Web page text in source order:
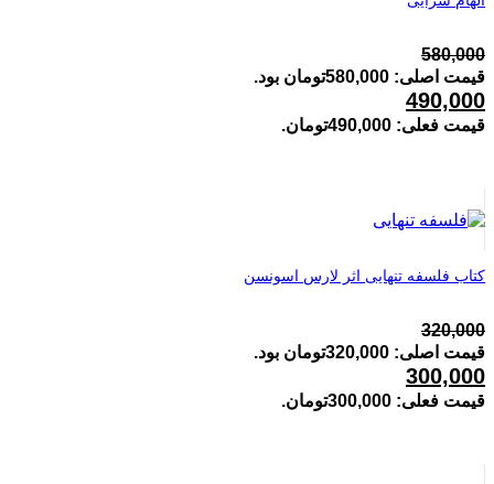
580,000
قیمت اصلی: 580,000تومان بود.
490,000
قیمت فعلی: 490,000تومان.
کتاب فلسفه تنهایی اثر لارس اسونسن
320,000
قیمت اصلی: 320,000تومان بود.
300,000
قیمت فعلی: 300,000تومان.